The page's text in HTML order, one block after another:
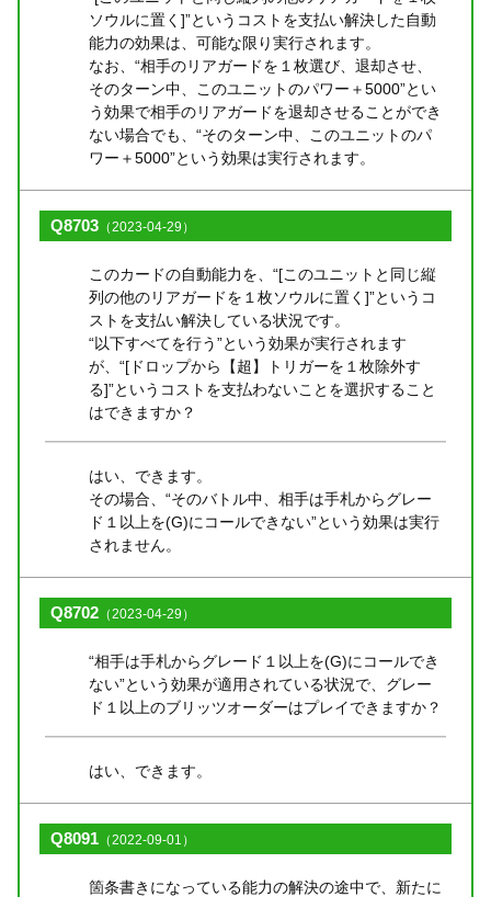
ソウルに置く]”というコストを支払い解決した自動
能力の効果は、可能な限り実行されます。
なお、“相手のリアガードを１枚選び、退却させ、
そのターン中、このユニットのパワー＋5000”とい
う効果で相手のリアガードを退却させることができ
ない場合でも、“そのターン中、このユニットのパ
ワー＋5000”という効果は実行されます。
Q8703 （2023-04-29）
このカードの自動能力を、“[このユニットと同じ縦
列の他のリアガードを１枚ソウルに置く]”というコ
ストを支払い解決している状況です。
“以下すべてを行う”という効果が実行されます
が、“[ドロップから【超】トリガーを１枚除外す
る]”というコストを支払わないことを選択すること
はできますか？
はい、できます。
その場合、“そのバトル中、相手は手札からグレー
ド１以上を(G)にコールできない”という効果は実行
されません。
Q8702 （2023-04-29）
“相手は手札からグレード１以上を(G)にコールでき
ない”という効果が適用されている状況で、グレー
ド１以上のブリッツオーダーはプレイできますか？
はい、できます。
Q8091 （2022-09-01）
箇条書きになっている能力の解決の途中で、新たに